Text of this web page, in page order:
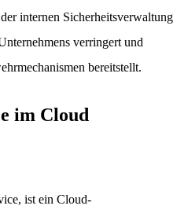
internen Sicherheitsverwaltung
verringert und
bereitstellt.
im Cloud
ist ein Cloud-